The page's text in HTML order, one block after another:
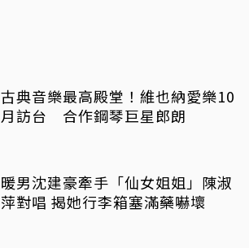
古典音樂最高殿堂！維也納愛樂10
月訪台 合作鋼琴巨星郎朗
暖男沈建豪牽手「仙女姐姐」陳淑
萍對唱 揭她行李箱塞滿藥嚇壞